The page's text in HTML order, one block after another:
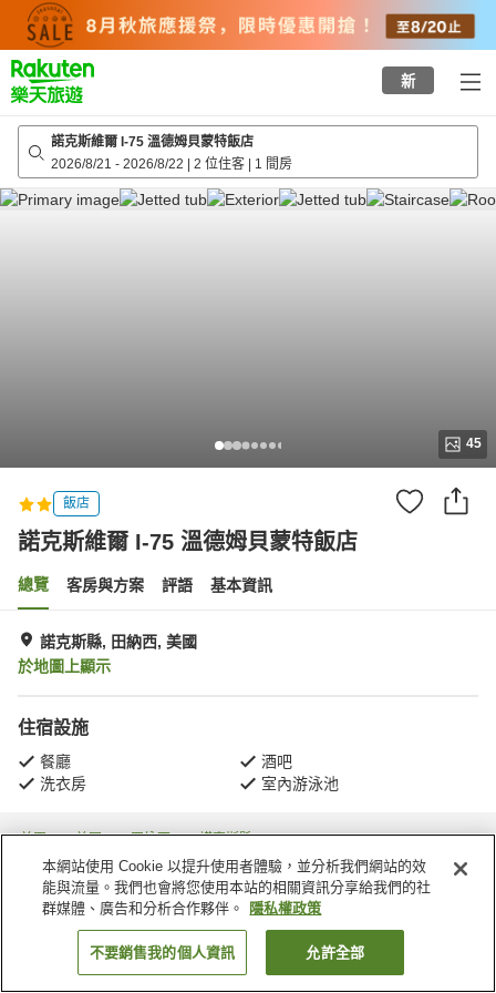
top
page
新
諾克斯維爾 I-75 溫德姆貝蒙特飯店
2026/8/21 - 2026/8/22 | 2 位住客 | 1 間房
45
飯店
諾克斯維爾 I-75 溫德姆貝蒙特飯店
總覽 客房與方案 評語 基本資訊
諾克斯縣, 田納西, 美國
於地圖上顯示
住宿設施
餐廳
酒吧
洗衣房
室內游泳池
首頁 美國 田納西
諾克斯縣
諾克斯維爾 I-75 溫德姆貝蒙特飯店
找客房
本網站使用 Cookie 以提升使用者體驗，並分析我們網站的效
能與流量。我們也會將您使用本站的相關資訊分享給我們的社
群媒體、廣告和分析合作夥伴。
隱私權政策
不要銷售我的個人資訊 允許全部